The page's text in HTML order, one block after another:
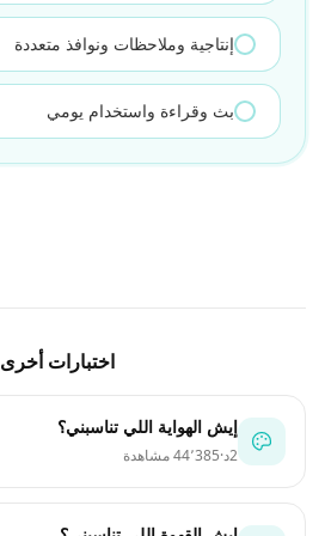
إنتاجية وملاحظات ونوافذ متعددة
بث وقراءة واستخدام يومي
اختبارات أخرى
إيش الهواية اللي تناسبني؟
2د ·44٬385 مشاهدة